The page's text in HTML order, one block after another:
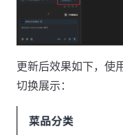
更新后效果如下，使
切换展示：